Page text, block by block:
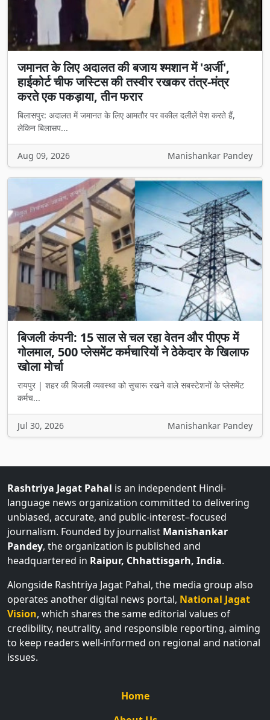
जमानत के लिए अदालत की बजाय श्मशान में 'अर्जी',
हाईकोर्ट चीफ जस्टिस की तस्वीर रखकर तंत्र-मंत्र
करते एक पकड़ाया, तीन फरार
बिलासपुर: अदालत में जमानत के लिए आमतौर पर वकील दलीलें पेश करते हैं,
लेकिन बिलासप...
Aug 09, 2026 Manishankar Pandey
बिजली कंपनी: 15 साल से चल रहा वेतन और पीएफ में
गोलमाल, 500 प्लेसमेंट कर्मचारियों ने ठेकेदार के खिलाफ
खोला मोर्चा
रायपुर | शहर की बिजली व्यवस्था को सुचारू रखने वाले सबस्टेशनों के प्लेसमेंट
कर्मच...
Jul 30, 2026 Manishankar Pandey
Rashtriya Jagat Pahal is an independent Hindi-
language news organization committed to delivering
unbiased, accurate, and public-interest–focused
journalism. Founded by journalist Manishankar
Pandey, the organization is published and
headquartered in Raipur, Chhattisgarh, India.
Alongside Rashtriya Jagat Pahal, the media group also
operates another digital news portal, National Jagat
Vision, which shares the same editorial values of
credibility, neutrality, and responsible reporting, aiming
to keep readers well-informed on regional and national
issues.
Home